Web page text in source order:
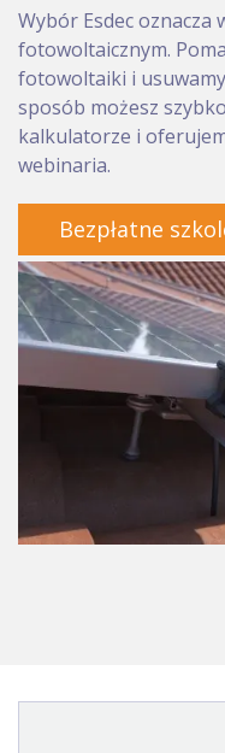
Wybór Esdec oznacza
fotowoltaicznym.
fotowoltaiki i
sposób możesz
kalkulatorze i
webinaria.
Bezpłatne